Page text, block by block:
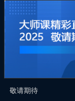
敬请期待